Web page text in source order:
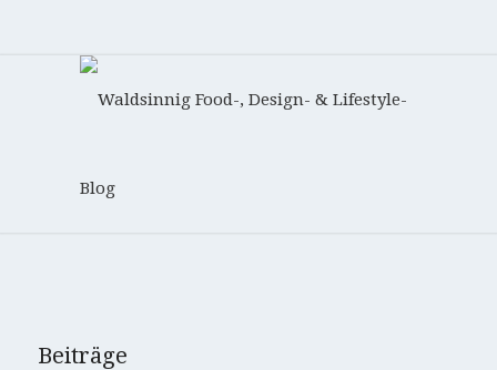
Beiträge